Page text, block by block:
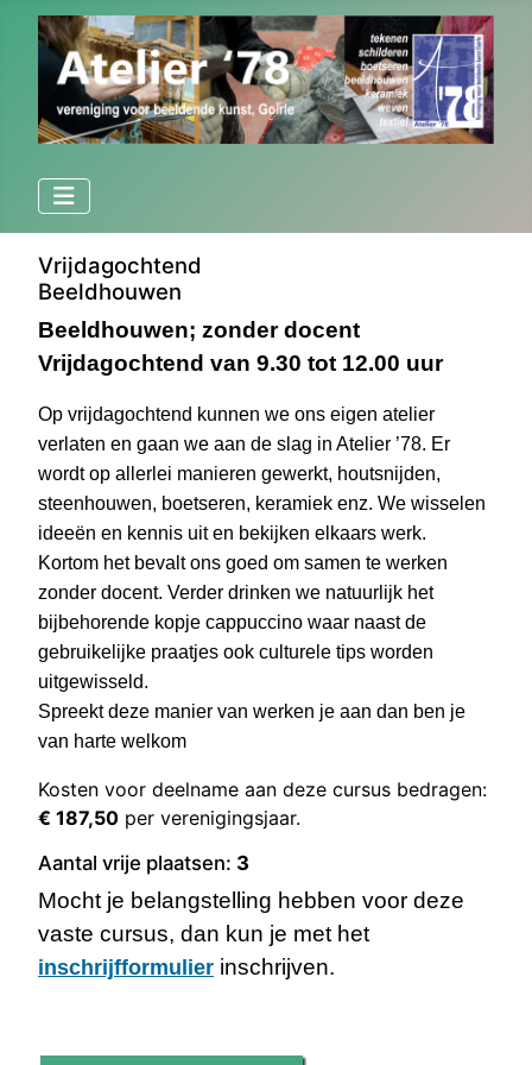
Vrijdagochtend
Beeldhouwen
Beeldhouwen; zonder docent
Vrijdagochtend van 9.30 tot 12.00 uur
Op vrijdagochtend kunnen we ons eigen atelier
verlaten en gaan we aan de slag in Atelier ’78. Er
wordt op allerlei manieren gewerkt, houtsnijden,
steenhouwen, boetseren, keramiek enz. We wisselen
ideeën en kennis uit en bekijken elkaars werk.
Kortom het bevalt ons goed om samen te werken
zonder docent. Verder drinken we natuurlijk het
bijbehorende kopje cappuccino waar naast de
gebruikelijke praatjes ook culturele tips worden
uitgewisseld.
Spreekt deze manier van werken je aan dan ben je
van harte welkom
Kosten voor deelname aan deze cursus bedragen:
€ 187,50 per verenigingsjaar.
Aantal vrije plaatsen: 3
Mocht je belangstelling hebben voor deze
vaste cursus, dan kun je met het
inschrijfformulier inschrijven.